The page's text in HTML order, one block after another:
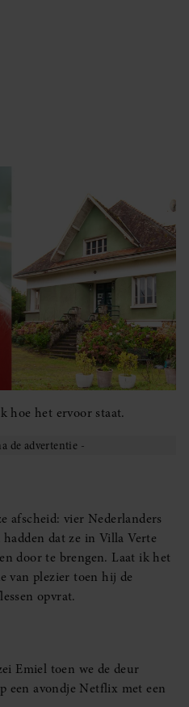
hoe het ervoor staat.
afscheid: vier Nederlanders
dat ze in Villa Verte
door te brengen. Laat ik het
van plezier toen hij de
opvrat.
Emiel toen we de deur
een avondje Netflix met een